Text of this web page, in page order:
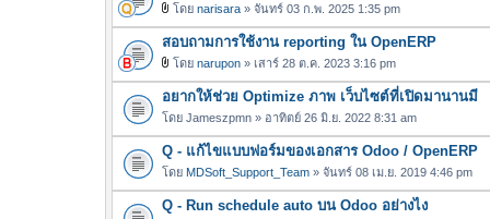
บ
ล์
แ
น
บ
ฟ
ล์
แ
น
บ
โดย narisara » จันทร์ 03 ก.พ. 2025 1:35 pm
สอบถามการใช้งาน reporting ใน OpenERP
ฟ
ล์
แ
น
บ
โดย narupon » เสาร์ 28 ต.ค. 2023 3:16 pm
อยากให้ช่วย Optimize ภาพ เว็บไซต์ที่เปิดมานานมี
โดย Jameszpmn » อาทิตย์ 26 มิ.ย. 2022 8:31 am
Q - แก้ไขแบบฟอร์มของเอกสาร Odoo / OpenERP
โดย MDSoft_Support_Team » จันทร์ 08 เม.ย. 2019 4:46 pm
Q - Run schedule auto บน Odoo อย่างไง